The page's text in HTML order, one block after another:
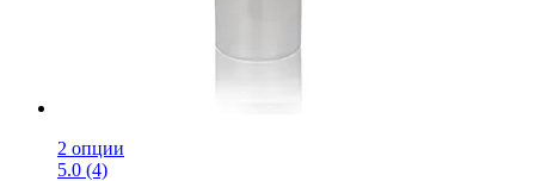
2 опции
5.0 (4)